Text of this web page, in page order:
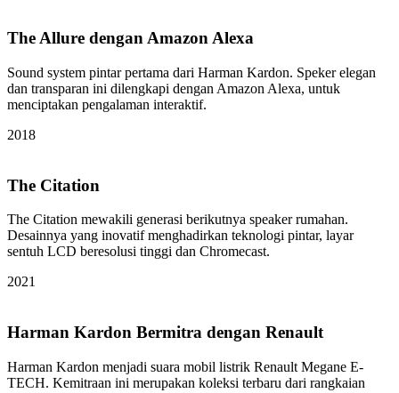
The Allure dengan Amazon Alexa
Sound system pintar pertama dari Harman Kardon. Speker elegan
dan transparan ini dilengkapi dengan Amazon Alexa, untuk
menciptakan pengalaman interaktif.
2018
The Citation
The Citation mewakili generasi berikutnya speaker rumahan.
Desainnya yang inovatif menghadirkan teknologi pintar, layar
sentuh LCD beresolusi tinggi dan Chromecast.
2021
Harman Kardon Bermitra dengan Renault
Harman Kardon menjadi suara mobil listrik Renault Megane E-
TECH. Kemitraan ini merupakan koleksi terbaru dari rangkaian